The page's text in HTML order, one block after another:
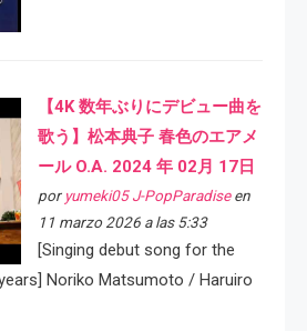
【4K 数年ぶりにデビュー曲を
歌う】松本典子 春色のエアメ
ール O.A. 2024 年 02月 17日
por yumeki05 J-PopParadiseen
11 marzo 2026 a las 5:33
[Singing debut song for the
Noriko Matsumoto / Haruiro